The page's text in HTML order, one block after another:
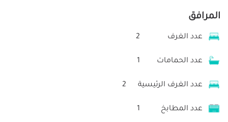
المرافق
عدد الغرف 2
عدد الحمامات 1
عدد الغرف الرئيسية 2
عدد المطابخ 1